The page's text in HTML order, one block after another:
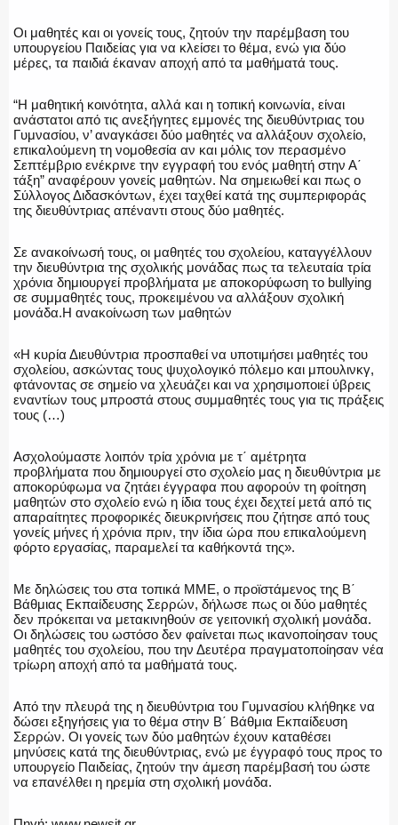
ΕΝΟΠΛΕΣ ΔΥΝΑΜΕΙΣ
ΕΚΑΒ
ΑΣΤΥΝΟΜΙΚΟ ΡΕΠΟΡΤΑΖ
Η ΦΩΝΗ ΣΟΥ
ΟΠΛΑ/ΕΞΟΠΛΙΣΜΟΣ
ΟΜΑΔΕΣ ΕΛ.ΑΣ.
Οι μαθητές και οι γονείς τους, ζητούν την παρέμβαση του
υπουργείου Παιδείας για να κλείσει το θέμα, ενώ για δύο
μέρες, τα παιδιά έκαναν αποχή από τα μαθήματά τους.
“Η μαθητική κοινότητα, αλλά και η τοπική κοινωνία, είναι
ανάστατοι από τις ανεξήγητες εμμονές της διευθύντριας του
Γυμνασίου, ν’ αναγκάσει δύο μαθητές να αλλάξουν σχολείο,
επικαλούμενη τη νομοθεσία αν και μόλις τον περασμένο
Σεπτέμβριο ενέκρινε την εγγραφή του ενός μαθητή στην Α΄
τάξη” αναφέρουν γονείς μαθητών. Να σημειωθεί και πως ο
Σύλλογος Διδασκόντων, έχει ταχθεί κατά της συμπεριφοράς
της διευθύντριας απέναντι στους δύο μαθητές.
Σε ανακοίνωσή τους, οι μαθητές του σχολείου, καταγγέλλουν
την διευθύντρια της σχολικής μονάδας πως τα τελευταία τρία
χρόνια δημιουργεί προβλήματα με αποκορύφωση το bullying
σε συμμαθητές τους, προκειμένου να αλλάξουν σχολική
μονάδα.Η ανακοίνωση των μαθητών
«Η κυρία Διευθύντρια προσπαθεί να υποτιμήσει μαθητές του
σχολείου, ασκώντας τους ψυχολογικό πόλεμο και μπουλινκγ,
φτάνοντας σε σημείο να χλευάζει και να χρησιμοποιεί ύβρεις
εναντίων τους μπροστά στους συμμαθητές τους για τις πράξεις
τους (…)
Ασχολούμαστε λοιπόν τρία χρόνια με τ΄ αμέτρητα
προβλήματα που δημιουργεί στο σχολείο μας η διευθύντρια με
αποκορύφωμα να ζητάει έγγραφα που αφορούν τη φοίτηση
μαθητών στο σχολείο ενώ η ίδια τους έχει δεχτεί μετά από τις
απαραίτητες προφορικές διευκρινήσεις που ζήτησε από τους
γονείς μήνες ή χρόνια πριν, την ίδια ώρα που επικαλούμενη
φόρτο εργασίας, παραμελεί τα καθήκοντά της».
Με δηλώσεις του στα τοπικά ΜΜΕ, ο προϊστάμενος της Β΄
Βάθμιας Εκπαίδευσης Σερρών, δήλωσε πως οι δύο μαθητές
δεν πρόκειται να μετακινηθούν σε γειτονική σχολική μονάδα.
Οι δηλώσεις του ωστόσο δεν φαίνεται πως ικανοποίησαν τους
μαθητές του σχολείου, που την Δευτέρα πραγματοποίησαν νέα
τρίωρη αποχή από τα μαθήματά τους.
Από την πλευρά της η διευθύντρια του Γυμνασίου κλήθηκε να
δώσει εξηγήσεις για το θέμα στην Β΄ Βάθμια Εκπαίδευση
Σερρών. Οι γονείς των δύο μαθητών έχουν καταθέσει
μηνύσεις κατά της διευθύντριας, ενώ με έγγραφό τους προς το
υπουργείο Παιδείας, ζητούν την άμεση παρέμβασή του ώστε
να επανέλθει η ηρεμία στη σχολική μονάδα.